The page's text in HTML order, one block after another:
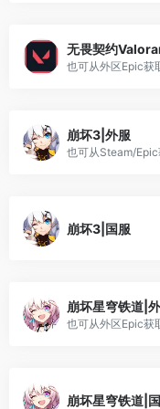
无畏契约
也可从外区Epic获
崩坏3|外服
也可从Steam/Epic
崩坏3|国服
崩坏星穹铁道|
也可从外区Epic获
崩坏星穹铁道|